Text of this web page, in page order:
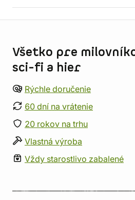
Všetko pre
sci-fi a hier
Rýchle doručenie
60 dní na vrátenie
20 rokov na trhu
Vlastná výroba
Vždy starostlivo zabalené